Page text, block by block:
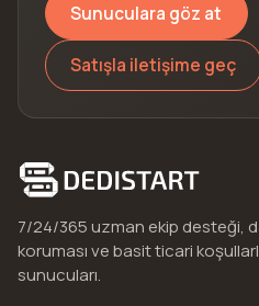
Sunuculara göz at
Satışla iletişime geç
7/24/365 uzman ekip desteği,
koruması ve basit ticari
sunucuları.